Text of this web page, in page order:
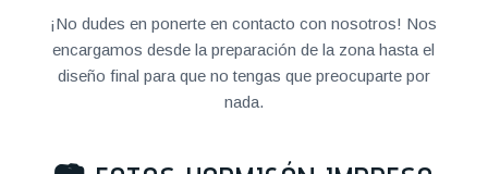
¡No dudes en ponerte en contacto con nosotros! Nos
encargamos desde la preparación de la zona hasta el
diseño final para que no tengas que preocuparte por
nada.